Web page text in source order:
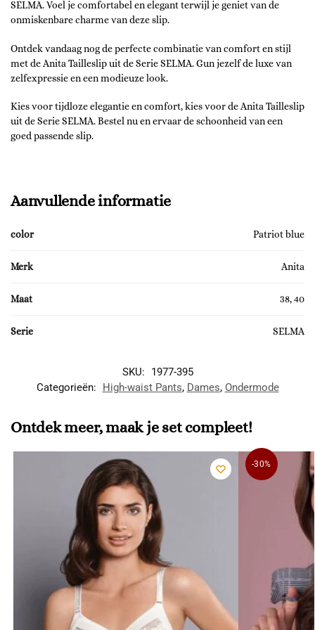
SELMA. Voel je comfortabel en elegant terwijl je geniet van de
onmiskenbare charme van deze slip.
Ontdek vandaag nog de perfecte combinatie van comfort en stijl
met de Anita Tailleslip uit de Serie SELMA. Gun jezelf de luxe van
zelfexpressie en een modieuze look.
Kies voor tijdloze elegantie en comfort, kies voor de Anita Tailleslip
uit de Serie SELMA. Bestel nu en ervaar de schoonheid van een
goed passende slip.
Aanvullende informatie
color Patriot blue
Merk Anita
Maat 38, 40
Serie SELMA
SKU:
1977-395
Categorieën:
High-waist Pants, Dames, Ondermode
Ontdek meer, maak je set compleet!
-30%